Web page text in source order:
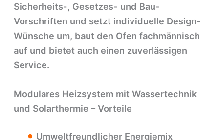
Sicherheits-, Gesetzes- und Bau-
Vorschriften und setzt individuelle Design-
Wünsche um, baut den Ofen fachmännisch
auf und bietet auch einen zuverlässigen
Service.
Modulares Heizsystem mit Wassertechnik
und Solarthermie – Vorteile
Umweltfreundlicher Energiemix